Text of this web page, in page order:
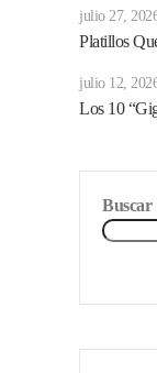
julio 27,
Platillos
julio 12,
Los 10
Buscar